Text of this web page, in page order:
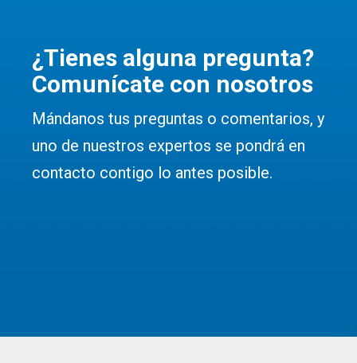
¿Tienes alguna pregunta?
Comunícate con nosotros
Mándanos tus preguntas o comentarios, y
uno de nuestros expertos se pondrá en
contacto contigo lo antes posible.